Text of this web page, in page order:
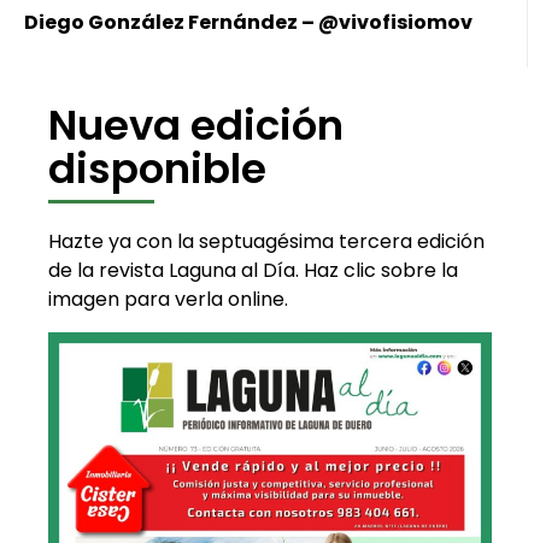
Diego González Fernández – @vivofisiomov
Nueva edición
disponible
Hazte ya con la septuagésima tercera edición
de la revista Laguna al Día. Haz clic sobre la
imagen para verla online.